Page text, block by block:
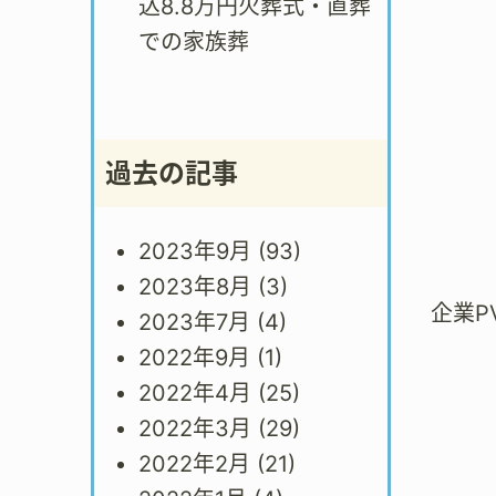
込8.8万円火葬式・直葬
での家族葬
過去の記事
2023年9月 (93)
2023年8月 (3)
2023年7月 (4)
2022年9月 (1)
2022年4月 (25)
2022年3月 (29)
2022年2月 (21)
企業